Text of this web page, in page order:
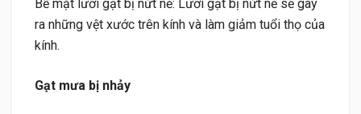
Bề mặt lưỡi gạt bị nứt nẻ: Lưỡi gạt bị nứt nẻ sẽ gây
ra những vệt xước trên kính và làm giảm tuổi thọ của
kính.
Gạt mưa bị nhảy